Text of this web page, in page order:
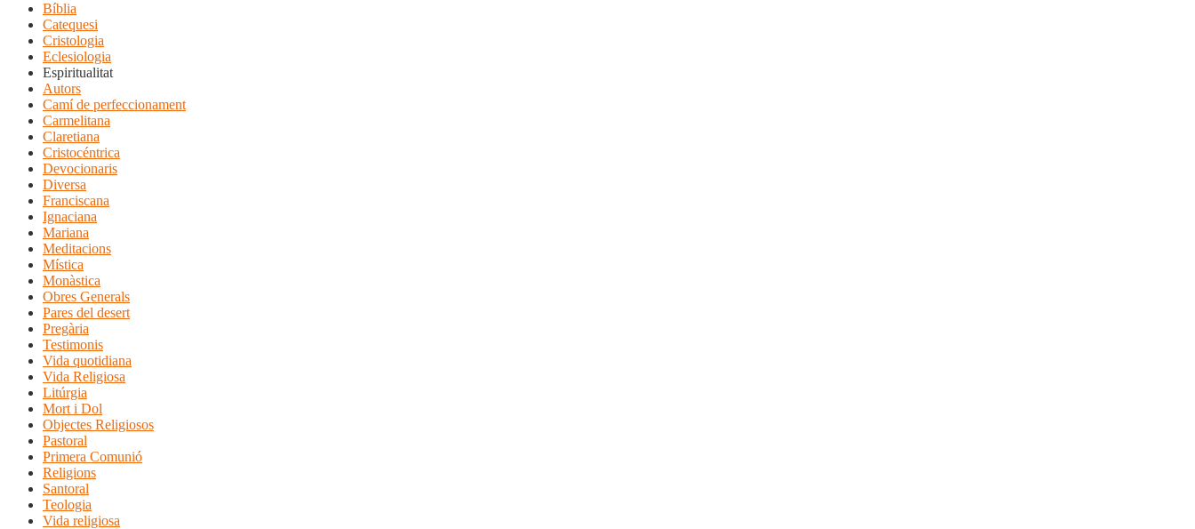
Bíblia
Catequesi
Cristologia
Eclesiologia
Espiritualitat
Autors
Camí de perfeccionament
Carmelitana
Claretiana
Cristocéntrica
Devocionaris
Diversa
Franciscana
Ignaciana
Mariana
Meditacions
Mística
Monàstica
Obres Generals
Pares del desert
Pregària
Testimonis
Vida quotidiana
Vida Religiosa
Litúrgia
Mort i Dol
Objectes Religiosos
Pastoral
Primera Comunió
Religions
Santoral
Teologia
Vida religiosa